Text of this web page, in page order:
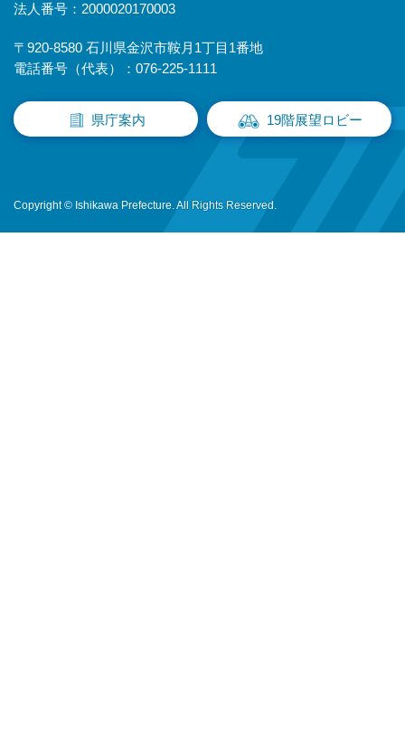
法人番号：2000020170003
〒920-8580 石川県金沢市鞍月1丁目1番地
電話番号（代表）：076-225-1111
県庁案内 19階展望ロビー
Copyright © Ishikawa Prefecture. All Rights Reserved.